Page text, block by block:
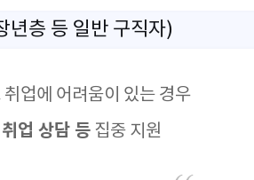
년층 등 일반 구직자)
업에 어려움이 있는 경우
업 상담 등 집중 지원